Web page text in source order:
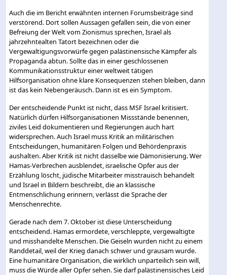
Auch die im Bericht erwähnten internen Forumsbeiträge sind
verstörend. Dort sollen Aussagen gefallen sein, die von einer
Befreiung der Welt vom Zionismus sprechen, Israel als
jahrzehntealten Tatort bezeichnen oder die
Vergewaltigungsvorwürfe gegen palästinensische Kämpfer als
Propaganda abtun. Sollte das in einer geschlossenen
Kommunikationsstruktur einer weltweit tätigen
Hilfsorganisation ohne klare Konsequenzen stehen bleiben, dann
ist das kein Nebengeräusch. Dann ist es ein Symptom.
Der entscheidende Punkt ist nicht, dass MSF Israel kritisiert.
Natürlich dürfen Hilfsorganisationen Missstände benennen,
ziviles Leid dokumentieren und Regierungen auch hart
widersprechen. Auch Israel muss Kritik an militärischen
Entscheidungen, humanitären Folgen und Behördenpraxis
aushalten. Aber Kritik ist nicht dasselbe wie Dämonisierung. Wer
Hamas-Verbrechen ausblendet, israelische Opfer aus der
Erzählung löscht, jüdische Mitarbeiter misstrauisch behandelt
und Israel in Bildern beschreibt, die an klassische
Entmenschlichung erinnern, verlässt die Sprache der
Menschenrechte.
Gerade nach dem 7. Oktober ist diese Unterscheidung
entscheidend. Hamas ermordete, verschleppte, vergewaltigte
und misshandelte Menschen. Die Geiseln wurden nicht zu einem
Randdetail, weil der Krieg danach schwer und grausam wurde.
Eine humanitäre Organisation, die wirklich unparteilich sein will,
muss die Würde aller Opfer sehen. Sie darf palästinensisches Leid